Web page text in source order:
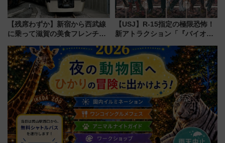
【残席わずか】新宿から西武線
に乗って滋賀の美食フレンチを
「52席の至福」で味わう近江牛
や伝統文化の特別コラボ
【USJ】R-15指定の極限恐怖！
新アトラクション「『バイオハ
ブ」今秋登場 ―予測不能の恐
怖に泣き叫べ―